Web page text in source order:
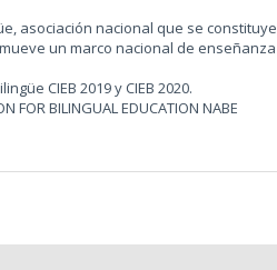
asociación nacional que se constituye
un marco nacional de enseñanza
CIEB 2019 y CIEB 2020.
BILINGUAL EDUCATION NABE